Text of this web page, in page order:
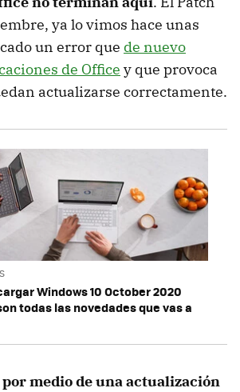
ya lo vimos hace unas
un error que de nuevo
de Office y que provoca
actualizarse correctamente.
Windows 10 October 2020
todas las novedades que vas a
medio de una actualización